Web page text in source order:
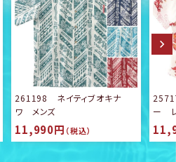
261198 ネイティブオキナ
ワ メンズ
11,990円 （税込）
ー